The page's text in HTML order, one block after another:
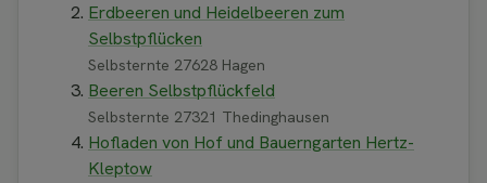
Erdbeeren und Heidelbeeren zum
Selbstpflücken
Selbsternte 27628 Hagen
Beeren Selbstpflückfeld
Selbsternte 27321 Thedinghausen
Hofladen von Hof und Bauerngarten Hertz-
Kleptow